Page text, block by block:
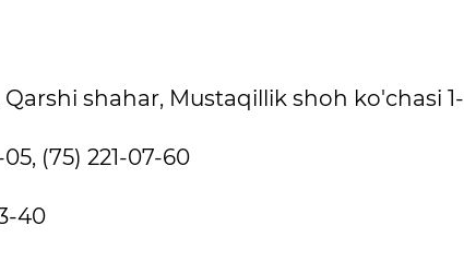
Qarshi shahar, Mustaqillik shoh ko'chasi
(75) 221-07-60
40